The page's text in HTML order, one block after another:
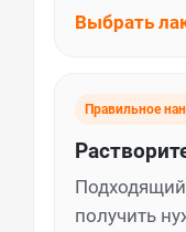
Выбрать
Правильное
получить